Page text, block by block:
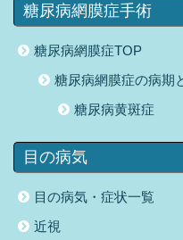
糖尿病網膜症手術
糖尿病網膜症TOP
糖尿病網膜症の病期
糖尿病黄斑症
目の病気
目の病気・症状一覧
近視